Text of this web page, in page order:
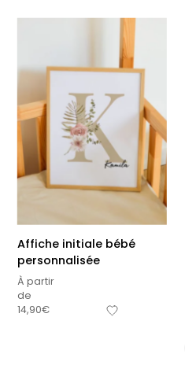
Affiche initiale bébé
personnalisée
À partir
de
14,90€